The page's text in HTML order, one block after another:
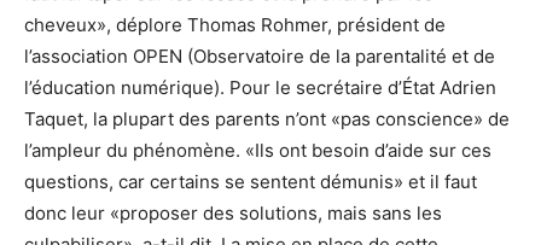
cheveux», déplore Thomas Rohmer, président de
l’association OPEN (Observatoire de la parentalité et de
l’éducation numérique). Pour le secrétaire d’État Adrien
Taquet, la plupart des parents n’ont «pas conscience» de
l’ampleur du phénomène. «Ils ont besoin d’aide sur ces
questions, car certains se sentent démunis» et il faut
donc leur «proposer des solutions, mais sans les